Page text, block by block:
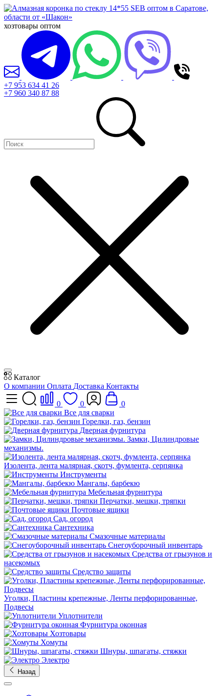
хозтовары оптом
+7 953 634 41 26
+7 960 340 87 88
Каталог
О компании Оплата Доставка Контакты
0 0
0
Все для сварки
Горелки, газ, бензин
Дверная фурнитура
Замки, Цилиндровые
механизмы.
Изолента, лента малярная, скотч, фумлента, серпянка
Инструменты
Мангалы, барбекю
Мебельная фурнитура
Перчатки, мешки, тряпки
Почтовые ящики
Сад, огород
Сантехника
Смазочные материалы
Снегоуборочный инвентарь
Средства от грызунов и
насекомых
Средство защиты
Уголки, Пластины крепежные, Ленты перфорированные,
Подвесы
Уплотнители
Фурнитура оконная
Хозтовары
Хомуты
Шнуры, шпагаты, стяжки
Электро
Назад